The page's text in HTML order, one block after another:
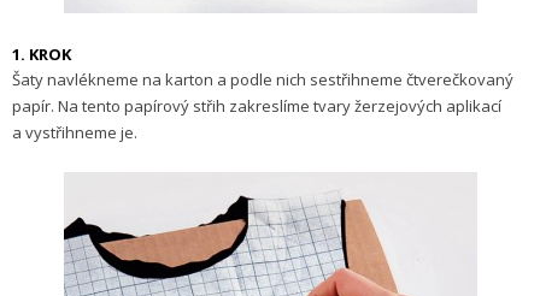
1. KROK
Šaty navlékneme na karton a podle nich sestřihneme čtverečkovaný
papír. Na tento papírový střih zakreslíme tvary žerzejových aplikací
a vystřihneme je.